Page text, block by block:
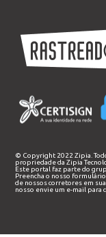
© Copyright 2022 Zipia.
propriedade daZipia
Este portal faz parte do
Preencha o nosso formulário
de nossos corretores em
nosso envie um e-mail para